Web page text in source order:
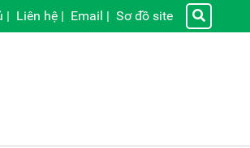
| Liên hệ | Email | Sơ đồ site